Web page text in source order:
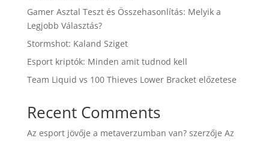
Gamer Asztal Teszt és Összehasonlítás: Melyik a
Legjobb Választás?
Stormshot: Kaland Sziget
Esport kriptók: Minden amit tudnod kell
Team Liquid vs 100 Thieves Lower Bracket előzetese
Recent Comments
Az esport jövője a metaverzumban van?szerzője Az